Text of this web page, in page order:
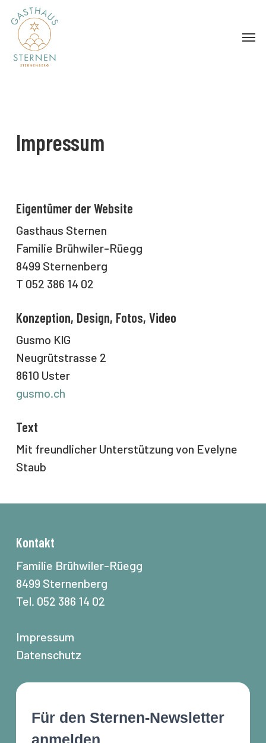
main
content
Menu
Impressum
Eigentümer der Website
Gasthaus Sternen
Familie Brühwiler-Rüegg
8499 Sternenberg
T 052 386 14 02
Konzeption, Design, Fotos, Video
Gusmo KlG
Neugrütstrasse 2
8610 Uster
gusmo.ch
Text
Mit freundlicher Unterstützung von Evelyne
Staub
Kontakt
Familie Brühwiler-Rüegg
8499 Sternenberg
Tel. 052 386 14 02
Impressum
Datenschutz
Für den Sternen-Newsletter
anmelden